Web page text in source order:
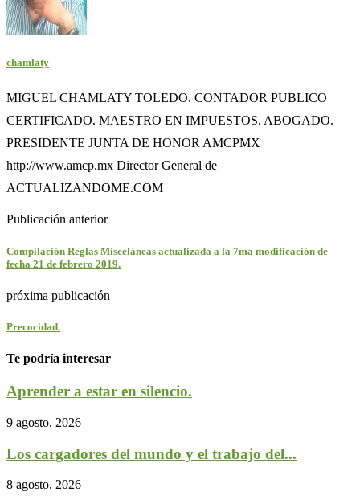
chamlaty
MIGUEL CHAMLATY TOLEDO. CONTADOR PUBLICO
CERTIFICADO. MAESTRO EN IMPUESTOS. ABOGADO.
PRESIDENTE JUNTA DE HONOR AMCPMX
http://www.amcp.mx Director General de
ACTUALIZANDOME.COM
Publicación anterior
Compilación Reglas Misceláneas actualizada a la 7ma modificación de
fecha 21 de febrero 2019.
próxima publicación
Precocidad.
Te podría interesar
Aprender a estar en silencio.
9 agosto, 2026
Los cargadores del mundo y el trabajo del...
8 agosto, 2026